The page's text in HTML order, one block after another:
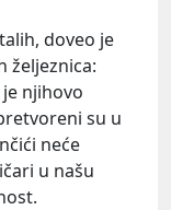
doveo je
željeznica:
njihovo
su u
neće
u našu